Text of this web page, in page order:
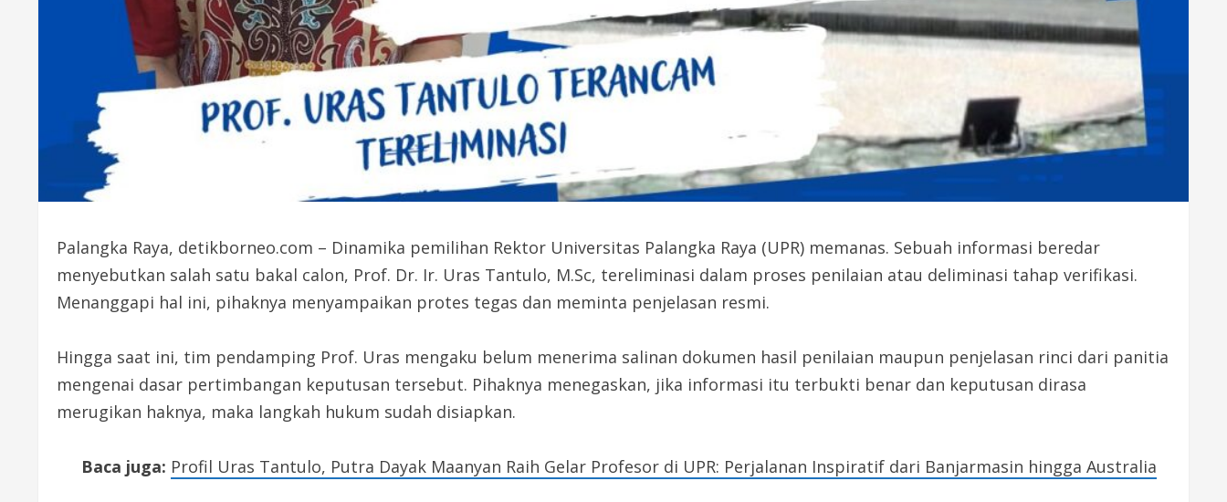
Palangka Raya, detikborneo.com – Dinamika pemilihan Rektor Universitas Palangka Raya (UPR) memanas. Sebuah informasi beredar
menyebutkan salah satu bakal calon, Prof. Dr. Ir. Uras Tantulo, M.Sc, tereliminasi dalam proses penilaian atau deliminasi tahap verifikasi.
Menanggapi hal ini, pihaknya menyampaikan protes tegas dan meminta penjelasan resmi.
Hingga saat ini, tim pendamping Prof. Uras mengaku belum menerima salinan dokumen hasil penilaian maupun penjelasan rinci dari panitia
mengenai dasar pertimbangan keputusan tersebut. Pihaknya menegaskan, jika informasi itu terbukti benar dan keputusan dirasa
merugikan haknya, maka langkah hukum sudah disiapkan.
Baca juga: Profil Uras Tantulo, Putra Dayak Maanyan Raih Gelar Profesor di UPR: Perjalanan Inspiratif dari Banjarmasin hingga Australia